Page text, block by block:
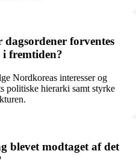
forventes
fremtiden?
Nordkoreas interesser og
politiske hierarki samt styrke
blevet modtaget af det